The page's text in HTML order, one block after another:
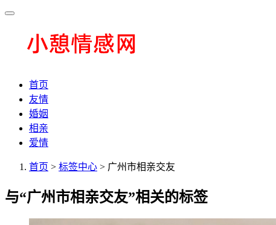
首页
友情
婚姻
相亲
爱情
首页 > 标签中心 > 广州市相亲交友
与“广州市相亲交友”相关的标签